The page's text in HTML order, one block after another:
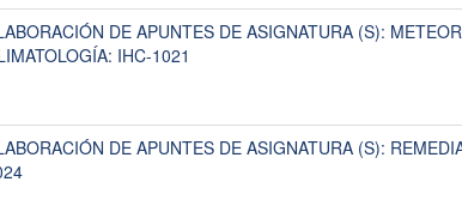
DE APUNTES DE ASIGNATURA (S):
IHC-1021
DE APUNTES DE ASIGNATURA (S):